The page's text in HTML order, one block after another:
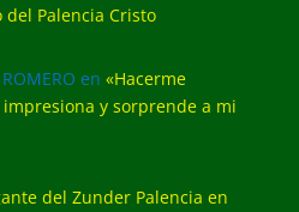
Palencia Cristo
en «Hacerme
y sorprende a mi
del Zunder Palencia en